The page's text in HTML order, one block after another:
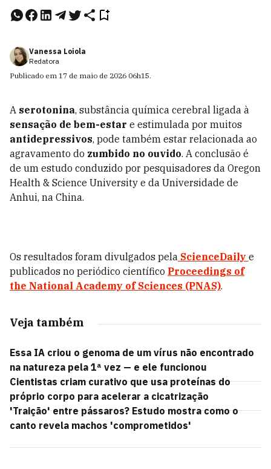
Vanessa Loiola
Redatora
Publicado em 17 de maio de 2026 06h15.
A serotonina, substância química cerebral ligada à
sensação de bem-estar e estimulada por muitos
antidepressivos, pode também estar relacionada ao
agravamento do zumbido no ouvido. A conclusão é
de um estudo conduzido por pesquisadores da Oregon
Health & Science University e da Universidade de
Anhui, na China.
Os resultados foram divulgados pela ScienceDaily e
publicados no periódico científico Proceedings of
the National Academy of Sciences (PNAS).
Veja também
Essa IA criou o genoma de um vírus não encontrado
na natureza pela 1ª vez — e ele funcionou
Cientistas criam curativo que usa proteínas do
próprio corpo para acelerar a cicatrização
'Traição' entre pássaros? Estudo mostra como o
canto revela machos 'comprometidos'